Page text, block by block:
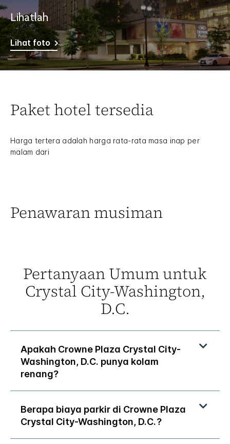
Lihatlah
Lihat foto
Paket hotel tersedia
Harga tertera adalah harga rata-rata masa inap per
malam dari
Penawaran musiman
Pertanyaan Umum untuk
Crystal City-Washington,
D.C.
Apakah Crowne Plaza Crystal City-
Washington, D.C. punya kolam
renang?
Berapa biaya parkir di Crowne Plaza
Crystal City-Washington, D.C.?